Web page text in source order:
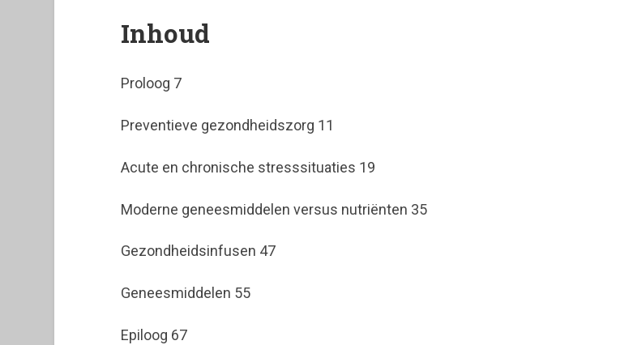
Inhoud
Proloog 7
Preventieve gezondheidszorg 11
Acute en chronische stresssituaties 19
Moderne geneesmiddelen versus nutriënten 35
Gezondheidsinfusen 47
Geneesmiddelen 55
Epiloog 67